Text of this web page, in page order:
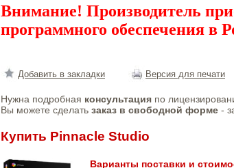
Внимание! Производитель
программного обеспечения в
Добавить в закладки Версия для печати
Нужна подробная консультация по
Вы можете сделать заказ в свободной форме -
Купить Pinnacle Studio
Варианты поставки и